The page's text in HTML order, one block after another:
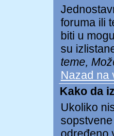
foruma ili
biti u
su
teme,
Nazad na
Kako da
Ukoliko